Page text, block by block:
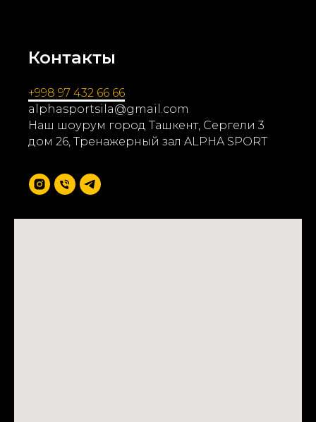
Контакты
+998 97 432 66 66
alphasportsila@gmail.com
Наш шоурум город Ташкент, Сергели 3
дом 26, Тренажерный зал ALPHA SPORT